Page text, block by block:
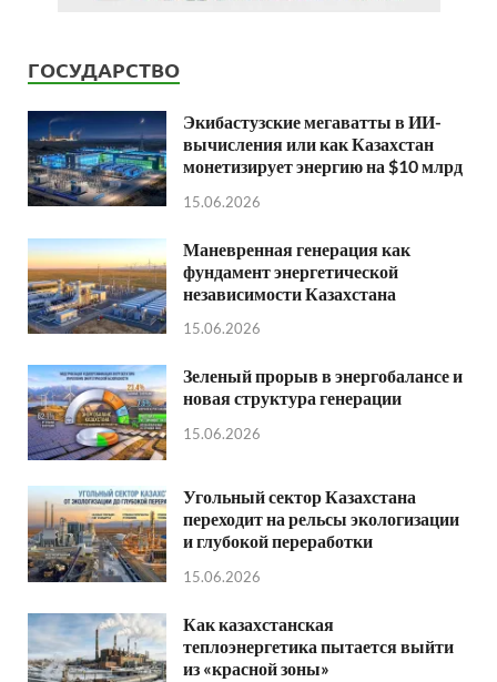
ГОСУДАРСТВО
Экибастузские мегаватты в ИИ-
вычисления или как Казахстан
монетизирует энергию на $10 млрд
15.06.2026
Маневренная генерация как
фундамент энергетической
независимости Казахстана
15.06.2026
Зеленый прорыв в энергобалансе и
новая структура генерации
15.06.2026
Угольный сектор Казахстана
переходит на рельсы экологизации
и глубокой переработки
15.06.2026
Как казахстанская
теплоэнергетика пытается выйти
из «красной зоны»